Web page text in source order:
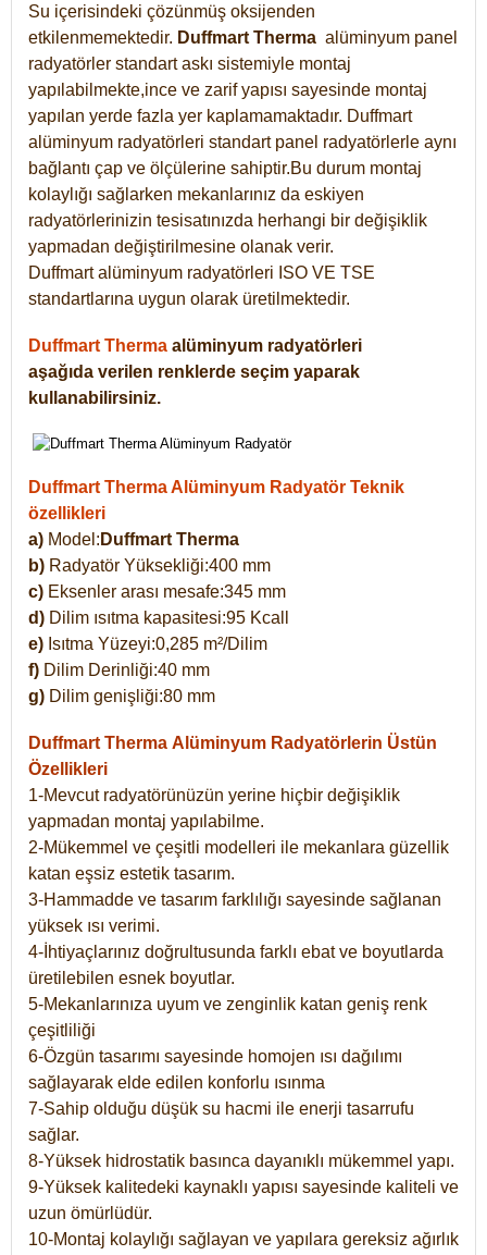
Su içerisindeki çözünmüş oksijenden
etkilenmemektedir. Duffmart Therma alüminyum panel
radyatörler standart askı sistemiyle montaj
yapılabilmekte,ince ve zarif yapısı sayesinde montaj
yapılan yerde fazla yer kaplamamaktadır. Duffmart
alüminyum radyatörleri standart panel radyatörlerle aynı
bağlantı çap ve ölçülerine sahiptir.Bu durum montaj
kolaylığı sağlarken mekanlarınız da eskiyen
radyatörlerinizin tesisatınızda herhangi bir değişiklik
yapmadan değiştirilmesine olanak verir.
Duffmart alüminyum radyatörleri ISO VE TSE
standartlarına uygun olarak üretilmektedir.
Duffmart Therma alüminyum radyatörleri
aşağıda verilen renklerde seçim yaparak
kullanabilirsiniz.
Duffmart Therma Alüminyum Radyatör Teknik
özellikleri
a) Model: Duffmart Therma
b) Radyatör Yüksekliği:400 mm
c) Eksenler arası mesafe:345 mm
d) Dilim ısıtma kapasitesi:95 Kcall
e) Isıtma Yüzeyi:0,285 m²/Dilim
f) Dilim Derinliği:40 mm
g) Dilim genişliği:80 mm
Duffmart Therma Alüminyum Radyatörlerin Üstün
Özellikleri
1-Mevcut radyatörünüzün yerine hiçbir değişiklik
yapmadan montaj yapılabilme.
2-Mükemmel ve çeşitli modelleri ile mekanlara güzellik
katan eşsiz estetik tasarım.
3-Hammadde ve tasarım farklılığı sayesinde sağlanan
yüksek ısı verimi.
4-İhtiyaçlarınız doğrultusunda farklı ebat ve boyutlarda
üretilebilen esnek boyutlar.
5-Mekanlarınıza uyum ve zenginlik katan geniş renk
çeşitliliği
6-Özgün tasarımı sayesinde homojen ısı dağılımı
sağlayarak elde edilen konforlu ısınma
7-Sahip olduğu düşük su hacmi ile enerji tasarrufu
sağlar.
8-Yüksek hidrostatik basınca dayanıklı mükemmel yapı.
9-Yüksek kalitedeki kaynaklı yapısı sayesinde kaliteli ve
uzun ömürlüdür.
10-Montaj kolaylığı sağlayan ve yapılara gereksiz ağırlık